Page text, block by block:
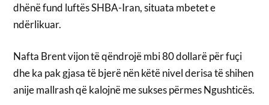
dhënë fund luftës SHBA-Iran, situata mbetet e
ndërlikuar.
Nafta Brent vijon të qëndrojë mbi 80 dollarë për fuçi
dhe ka pak gjasa të bjerë nën këtë nivel derisa të shihen
anije mallrash që kalojnë me sukses përmes Ngushticës.